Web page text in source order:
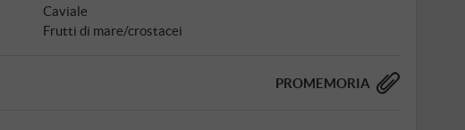
Caviale
Frutti di mare/crostacei
PROMEMORIA